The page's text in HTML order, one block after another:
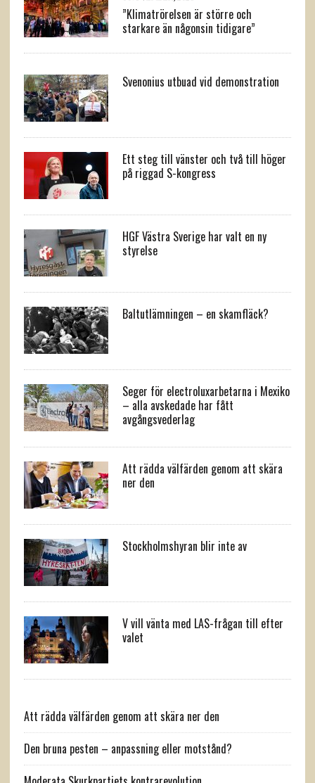
”Klimatrörelsen är större och
starkare än någonsin tidigare”
Svenonius utbuad vid demonstration
Ett steg till vänster och två till höger
på riggad S-kongress
HGF Västra Sverige har valt en ny
styrelse
Baltutlämningen – en skamfläck?
Seger för electroluxarbetarna i Mexiko
– alla avskedade har fått
avgångsvederlag
Att rädda välfärden genom att skära
ner den
Stockholmshyran blir inte av
V vill vänta med LAS-frågan till efter
valet
Att rädda välfärden genom att skära ner den
Den bruna pesten – anpassning eller motstånd?